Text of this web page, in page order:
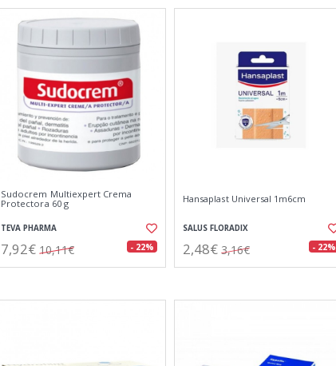
Sudocrem Multiexpert Crema
Protectora 60 g
TEVA PHARMA
7,92€ 10,11€ - 22%
Hansaplast Universal 1m6cm
SALUS FLORADIX
2,48€ 3,16€ - 22%